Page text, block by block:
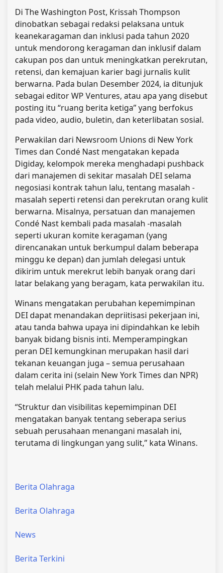
Di The Washington Post, Krissah Thompson
dinobatkan sebagai redaksi pelaksana untuk
keanekaragaman dan inklusi pada tahun 2020
untuk mendorong keragaman dan inklusif dalam
cakupan pos dan untuk meningkatkan perekrutan,
retensi, dan kemajuan karier bagi jurnalis kulit
berwarna. Pada bulan Desember 2024, ia ditunjuk
sebagai editor WP Ventures, atau apa yang disebut
posting itu “ruang berita ketiga” yang berfokus
pada video, audio, buletin, dan keterlibatan sosial.
Perwakilan dari Newsroom Unions di New York
Times dan Condé Nast mengatakan kepada
Digiday, kelompok mereka menghadapi pushback
dari manajemen di sekitar masalah DEI selama
negosiasi kontrak tahun lalu, tentang masalah -
masalah seperti retensi dan perekrutan orang kulit
berwarna. Misalnya, persatuan dan manajemen
Condé Nast kembali pada masalah -masalah
seperti ukuran komite keragaman (yang
direncanakan untuk berkumpul dalam beberapa
minggu ke depan) dan jumlah delegasi untuk
dikirim untuk merekrut lebih banyak orang dari
latar belakang yang beragam, kata perwakilan itu.
Winans mengatakan perubahan kepemimpinan
DEI dapat menandakan depriitisasi pekerjaan ini,
atau tanda bahwa upaya ini dipindahkan ke lebih
banyak bidang bisnis inti. Memperampingkan
peran DEI kemungkinan merupakan hasil dari
tekanan keuangan juga – semua perusahaan
dalam cerita ini (selain New York Times dan NPR)
telah melalui PHK pada tahun lalu.
“Struktur dan visibilitas kepemimpinan DEI
mengatakan banyak tentang seberapa serius
sebuah perusahaan menangani masalah ini,
terutama di lingkungan yang sulit,” kata Winans.
Berita Olahraga
Berita Olahraga
News
Berita Terkini